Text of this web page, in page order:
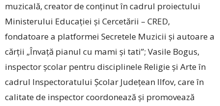
muzicală, creator de conținut în cadrul proiectului
Ministerului Educației și Cercetării – CRED,
fondatoare a platformei Secretele Muzicii și autoare a
cărții „Învață pianul cu mami și tati”; Vasile Bogus,
inspector școlar pentru disciplinele Religie și Arte în
cadrul Inspectoratului Școlar Județean Ilfov, care în
calitate de inspector coordonează și promovează